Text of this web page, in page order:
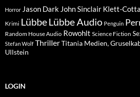
Horror Jason Dark John Sinclair Klett-Cotta
Krimi LübbeLübbe Audio Penguin
Random House Audio Rowohlt Science Fiction
Stefan Wolf ThrillerTitania Medien,
Ullstein
LOGIN